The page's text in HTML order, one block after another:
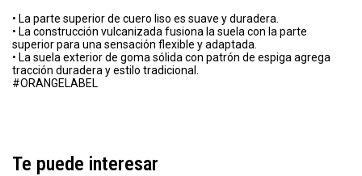
• La parte superior de cuero liso es suave y duradera.
• La construcción vulcanizada fusiona la suela con la parte
superior para una sensación flexible y adaptada.
• La suela exterior de goma sólida con patrón de espiga agrega
tracción duradera y estilo tradicional.
#ORANGELABEL
Te puede interesar